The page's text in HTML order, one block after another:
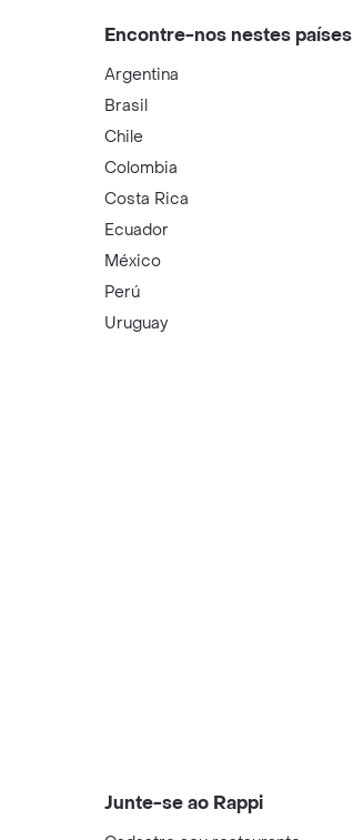
Encontre-nos nestes países
Argentina
Brasil
Chile
Colombia
Costa Rica
Ecuador
México
Perú
Uruguay
Junte-se ao Rappi